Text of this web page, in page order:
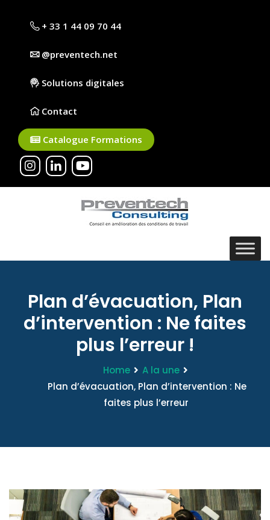
+ 33 1 44 09 70 44
@preventech.net
Solutions digitales
Contact
Catalogue Formations
Plan d’évacuation, Plan
d’intervention : Ne faites
plus l’erreur !
Home
A la une
Plan d’évacuation, Plan d’intervention : Ne
faites plus l’erreur